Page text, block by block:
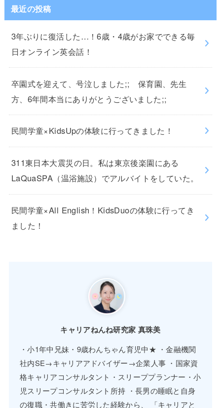
最近の投稿
3年ぶりに復活した…！6歳・4歳がお家でできる毎
日オンライン英会話！
卒園式を迎えて、号泣しました;; 保育園、先生
方、6年間本当にありがとうございました;;
民間学童×KidsUpの体験に行ってきました！
311東日本大震災の日。私は東京後楽園にある
LaQuaSPA（温浴施設）でアルバイトをしていた。
民間学童×All English！KidsDuoの体験に行ってき
ました！
キャリアねんね研究家 真珠美
・小1年中兄妹・9歳わんちゃん育児中★ ・金融機関
社内SE→キャリアアドバイザー→企業人事 ・国家資
格キャリアコンサルタント・スリーププランナー・小
児スリープコンサルタント所持 ・長男の睡眠と自身
の復職・共働きに苦労した経験から、 「キャリアと